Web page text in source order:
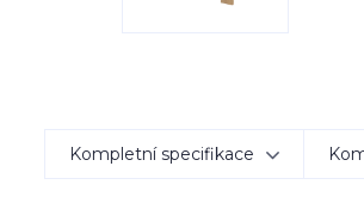
Kompletní specifikace